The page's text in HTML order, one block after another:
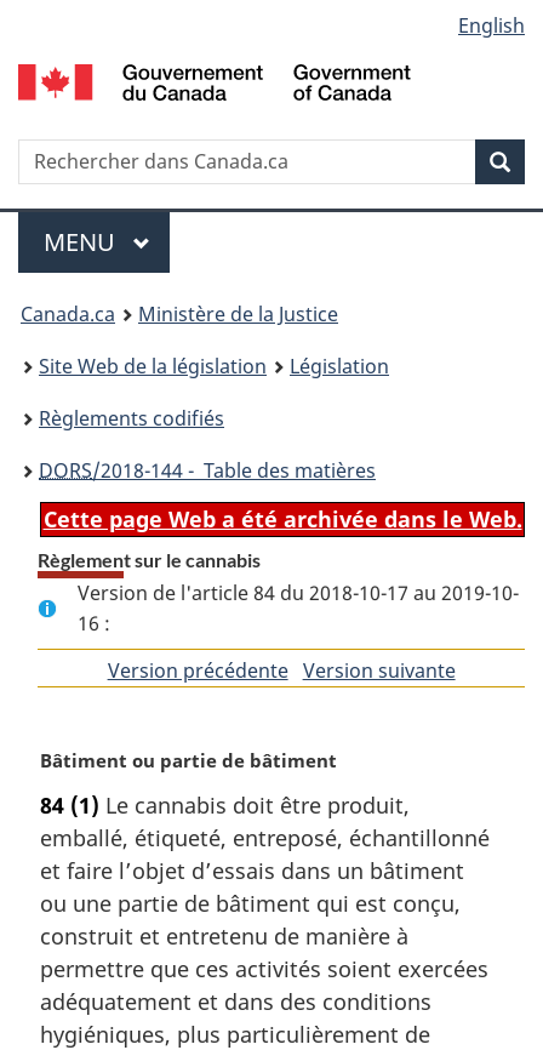
au
contenu
propos
de
la
HTML
simplifiée
selection
English
Recherche
Menu
MENU PRINCIPAL
You
are
here:
Canada.ca
Ministère de la Justice
Site Web de la législation
Législation
Règlements codifiés
DORS/2018-144 - Table des matières
Cette page Web a été archivée dans le Web.
Règlement sur le cannabis
Version de l'article 84 du 2018-10-17 au 2019-10-
16 :
Version précédentedeVersion suivantede
N
t
e
m
a
g
i
n
a
Bâtiment ou partie de bâtiment
84 (1) Le cannabis doit être produit,
emballé, étiqueté, entreposé, échantillonné
et faire l’objet d’essais dans un bâtiment
ou une partie de bâtiment qui est conçu,
construit et entretenu de manière à
permettre que ces activités soient exercées
adéquatement et dans des conditions
hygiéniques, plus particulièrement de